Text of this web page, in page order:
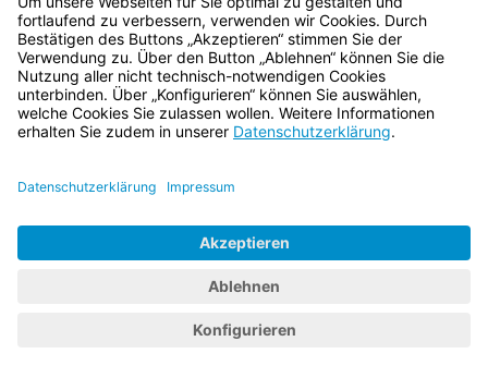
bezogen werden.
Bayern.de
BayernPortal
Datenschutz